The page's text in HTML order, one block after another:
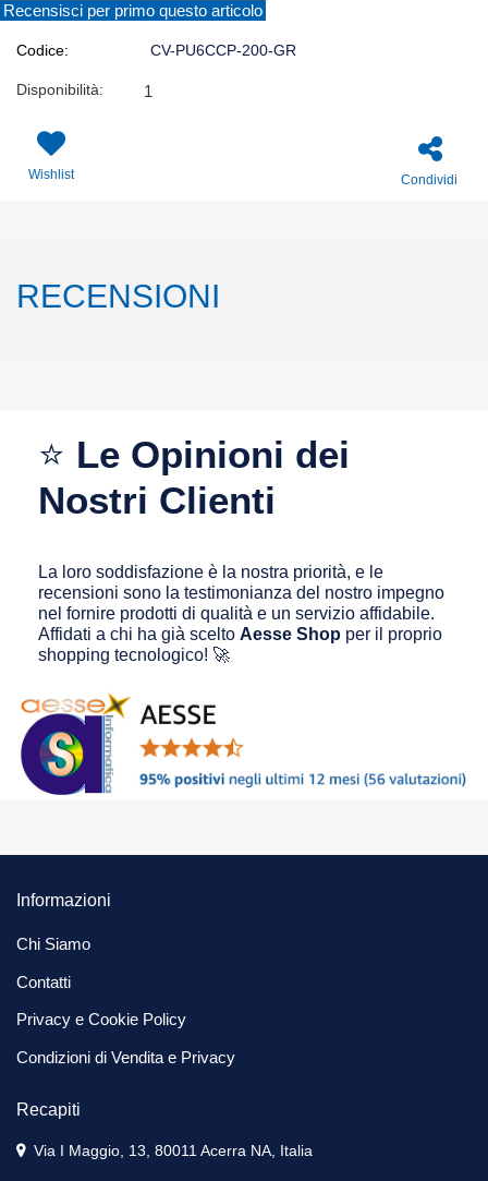
Recensisci per primo questo articolo
Codice: CV-PU6CCP-200-GR
Disponibilità: 1
Wishlist Condividi
RECENSIONI
⭐ Le Opinioni dei
Nostri Clienti
La loro soddisfazione è la nostra priorità, e le
recensioni sono la testimonianza del nostro impegno
nel fornire prodotti di qualità e un servizio affidabile.
Affidati a chi ha già scelto Aesse Shop per il proprio
shopping tecnologico! 🚀
Informazioni
Chi Siamo
Contatti
Privacy e Cookie Policy
Condizioni di Vendita e Privacy
Recapiti
Via I Maggio, 13, 80011 Acerra NA, Italia